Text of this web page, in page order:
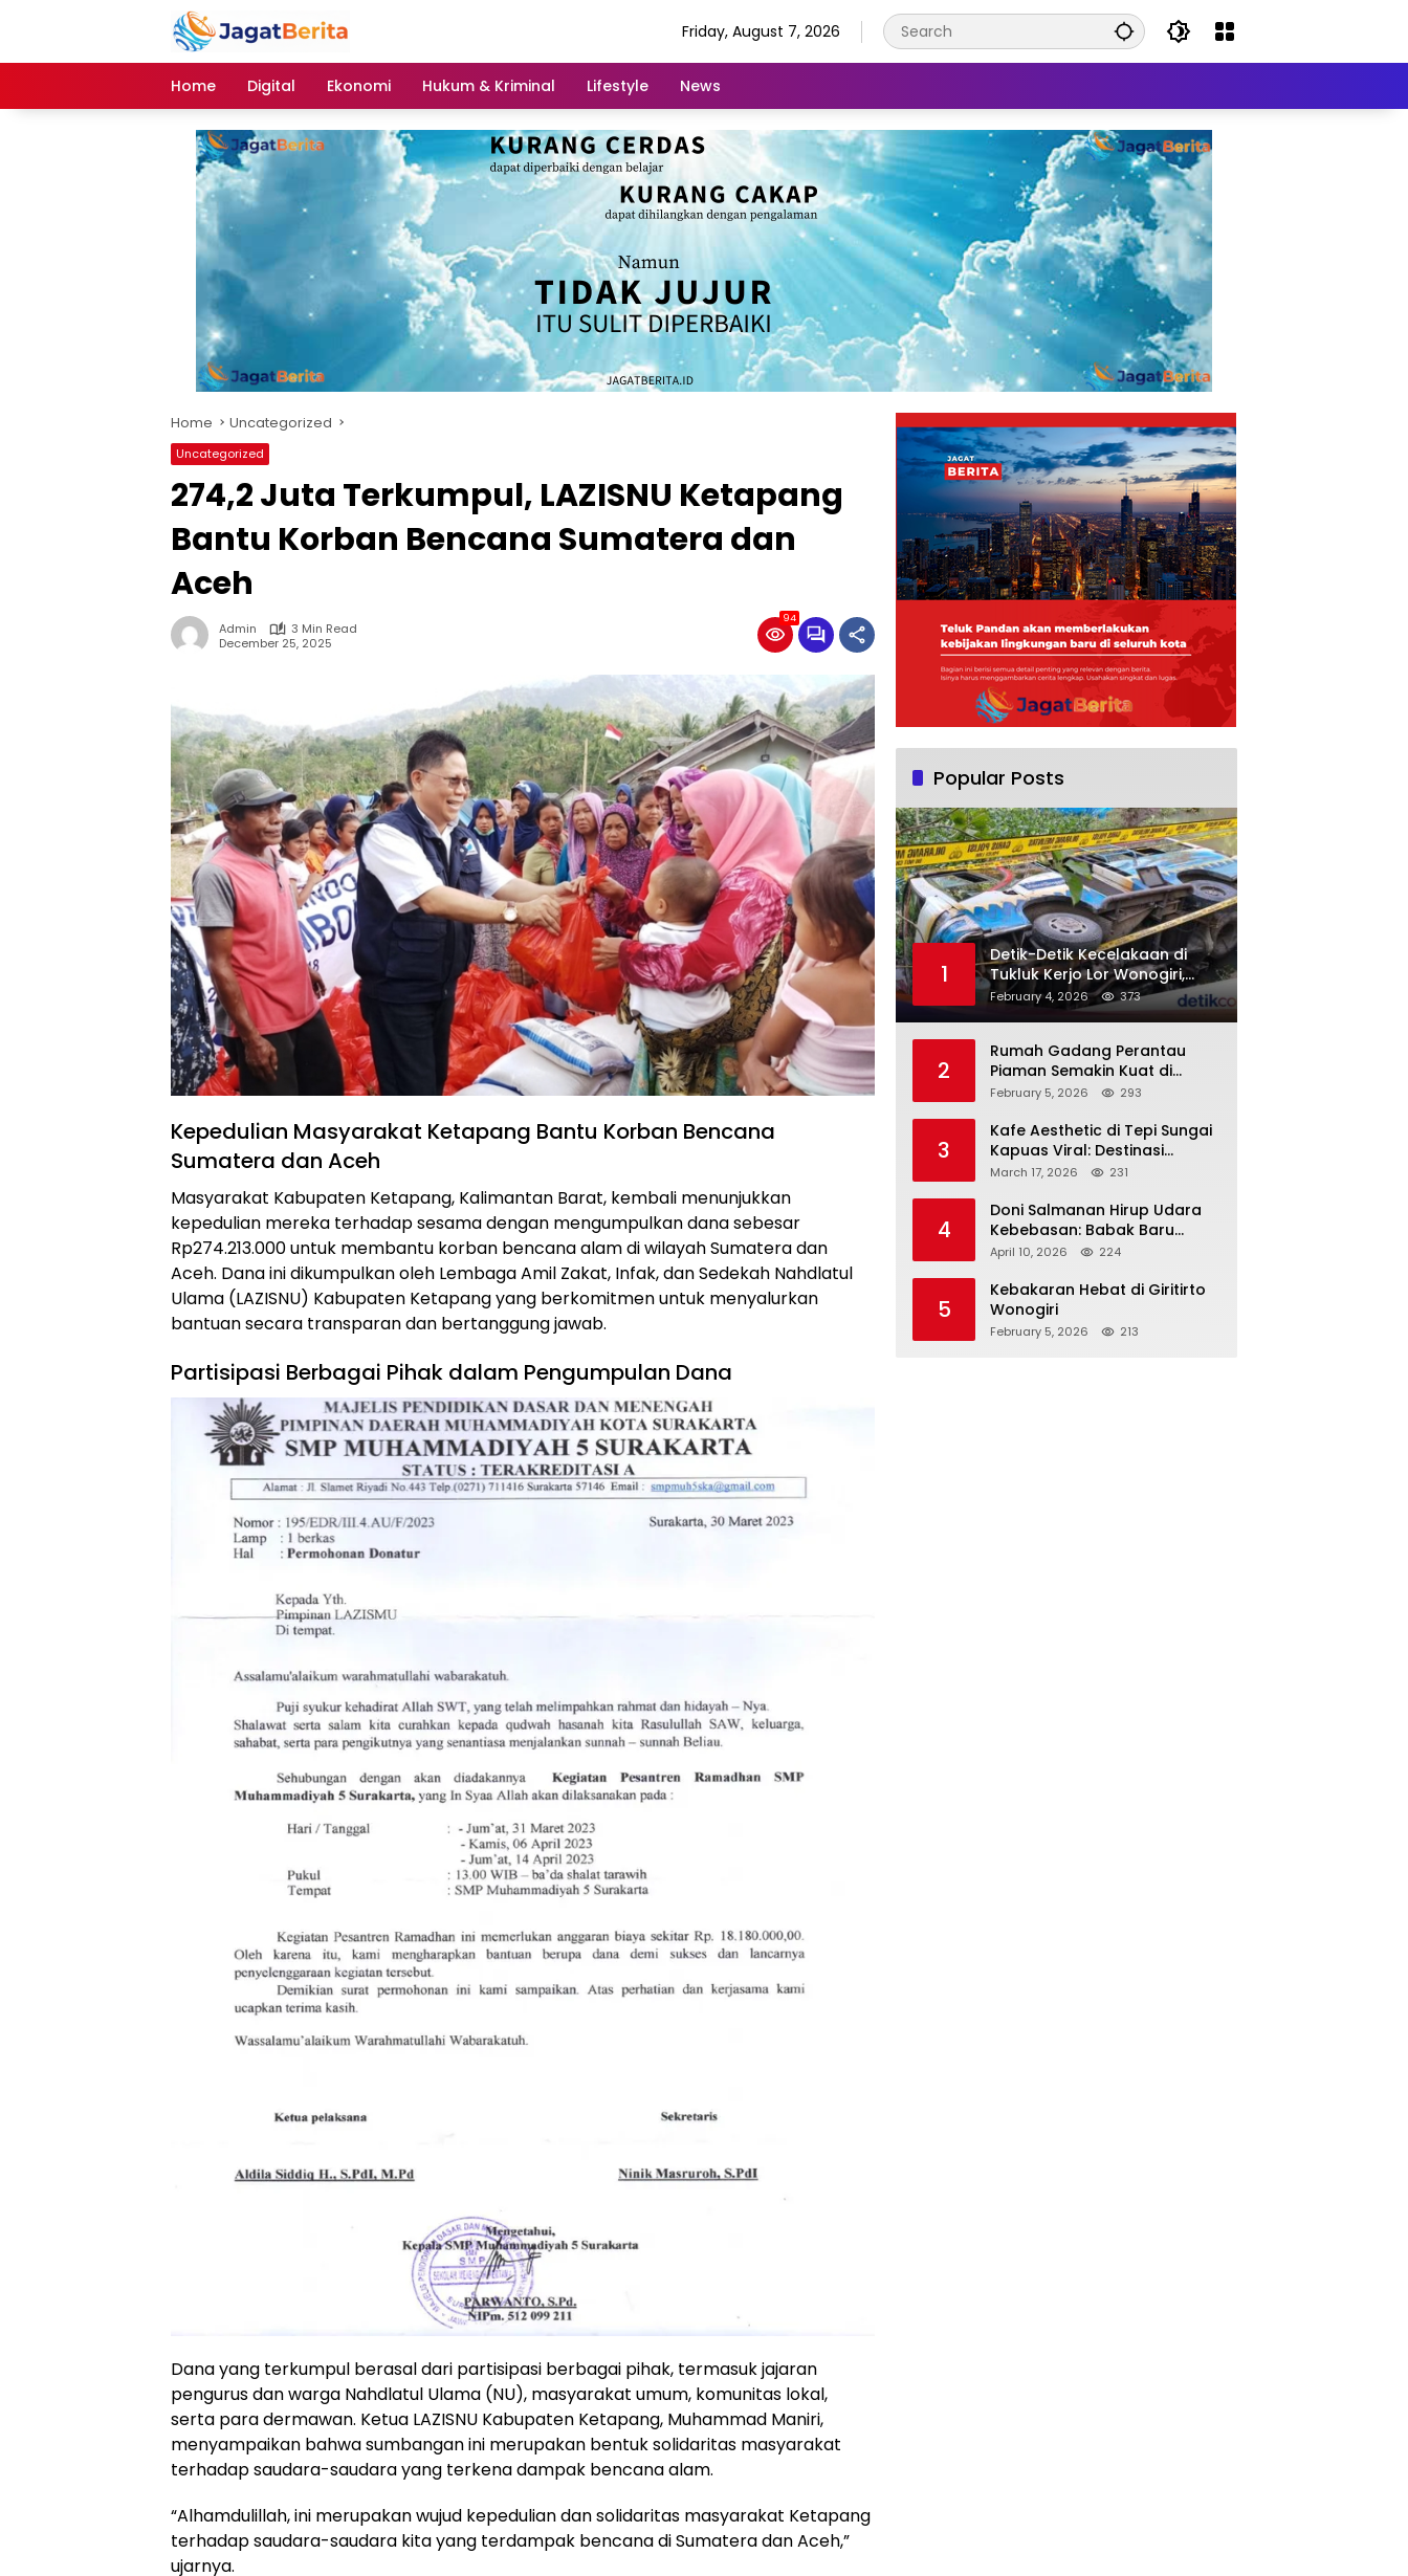
Friday, August 7, 2026
Home Digital Ekonomi Hukum & Kriminal Lifestyle News
Home Uncategorized
Uncategorized
274,2 Juta Terkumpul, LAZISNU Ketapang
Bantu Korban Bencana Sumatera dan
Aceh
Admin
3 Min Read
December 25, 2025
94
Kepedulian Masyarakat Ketapang Bantu Korban Bencana
Sumatera dan Aceh
Masyarakat Kabupaten Ketapang, Kalimantan Barat, kembali menunjukkan
kepedulian mereka terhadap sesama dengan mengumpulkan dana sebesar
Rp274.213.000 untuk membantu korban bencana alam di wilayah Sumatera dan
Aceh. Dana ini dikumpulkan oleh Lembaga Amil Zakat, Infak, dan Sedekah Nahdlatul
Ulama (LAZISNU) Kabupaten Ketapang yang berkomitmen untuk menyalurkan
bantuan secara transparan dan bertanggung jawab.
Partisipasi Berbagai Pihak dalam Pengumpulan Dana
Dana yang terkumpul berasal dari partisipasi berbagai pihak, termasuk jajaran
pengurus dan warga Nahdlatul Ulama (NU), masyarakat umum, komunitas lokal,
serta para dermawan. Ketua LAZISNU Kabupaten Ketapang, Muhammad Maniri,
menyampaikan bahwa sumbangan ini merupakan bentuk solidaritas masyarakat
terhadap saudara-saudara yang terkena dampak bencana alam.
“Alhamdulillah, ini merupakan wujud kepedulian dan solidaritas masyarakat Ketapang
terhadap saudara-saudara kita yang terdampak bencana di Sumatera dan Aceh,”
ujarnya.
Popular Posts
1
Detik-Detik Kecelakaan di
Tukluk Kerjo Lor Wonogiri,
Motor Tabrak Knalpot hingga
Truk Tak Sempat Menghindar,
Sadarkan Diri
February 4, 2026 373
2
Rumah Gadang Perantau
Piaman Semakin Kuat di
Sukoharjo! Silaturahmi PKDP
2031 Resmi Diserahkan
February 5, 2026 293
3
Kafe Aesthetic di Tepi Sungai
Kapuas Viral: Destinasi
Nongkrong Baru yang
Pontianak
March 17, 2026 231
4
Doni Salmanan Hirup Udara
Kebebasan: Babak Baru
‘Crazy Rich’ Ponzi Scheme
April 10, 2026 224
5
Kebakaran Hebat di Giritirto
Wonogiri
February 5, 2026 213